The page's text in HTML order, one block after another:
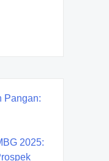
Pangan:
2025: